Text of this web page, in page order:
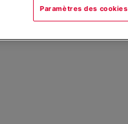
Paramètres des cookies